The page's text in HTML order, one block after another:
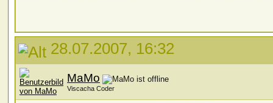
28.07.2007, 16:32
MaMo
Viscacha Coder